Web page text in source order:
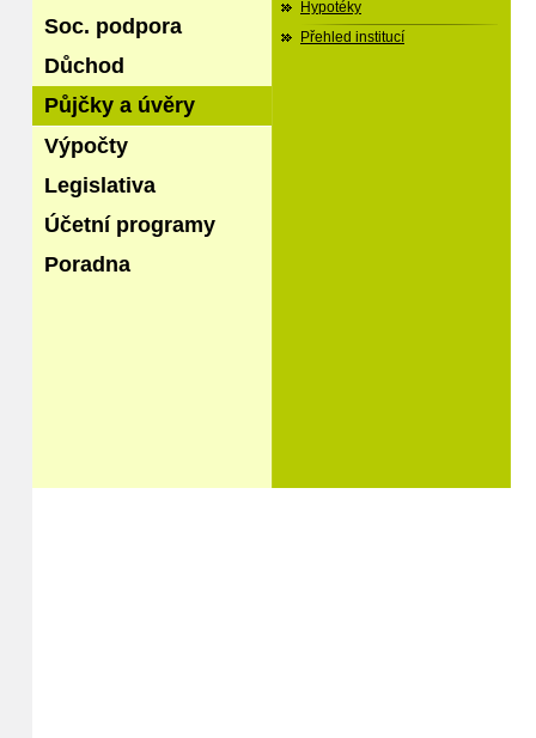
Soc. podpora
Důchod
Půjčky a úvěry
Výpočty
Legislativa
Účetní programy
Poradna
Hypotéky
Přehled institucí